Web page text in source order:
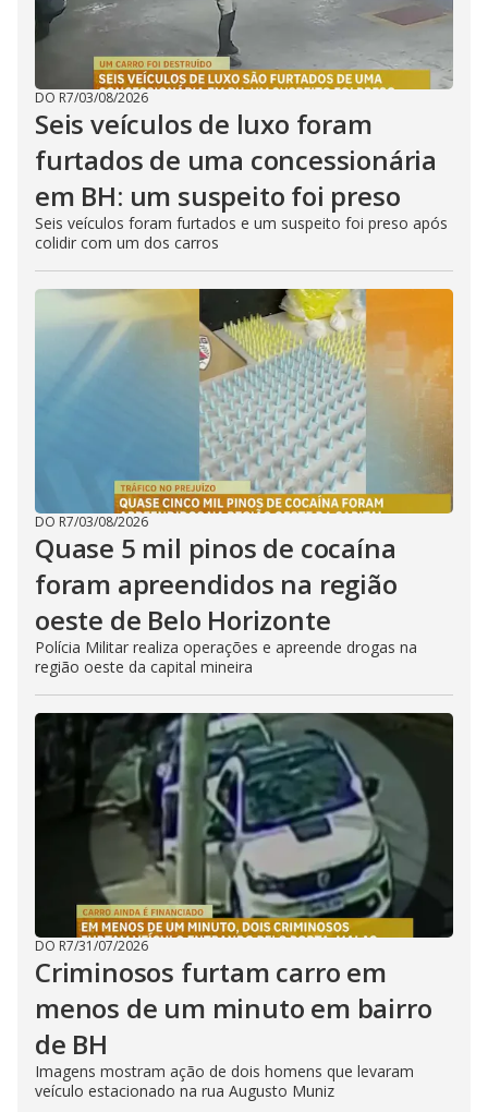
DO R7/03/08/2026
Seis veículos de luxo foram
furtados de uma concessionária
em BH: um suspeito foi preso
Seis veículos foram furtados e um suspeito foi preso após
colidir com um dos carros
DO R7/03/08/2026
Quase 5 mil pinos de cocaína
foram apreendidos na região
oeste de Belo Horizonte
Polícia Militar realiza operações e apreende drogas na
região oeste da capital mineira
DO R7/31/07/2026
Criminosos furtam carro em
menos de um minuto em bairro
de BH
Imagens mostram ação de dois homens que levaram
veículo estacionado na rua Augusto Muniz